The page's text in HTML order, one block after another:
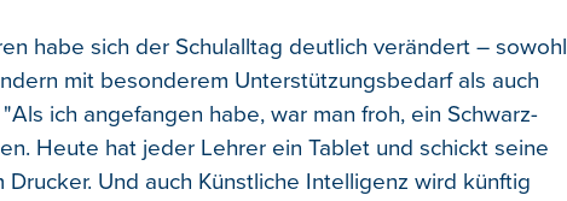
habe sich der Schulalltag deutlich verändert – sowohl
mit besonderem Unterstützungsbedarf als auch
ich angefangen habe, war man froh, ein Schwarz-
Heute hat jeder Lehrer ein Tablet und schickt seine
Und auch Künstliche Intelligenz wird künftig